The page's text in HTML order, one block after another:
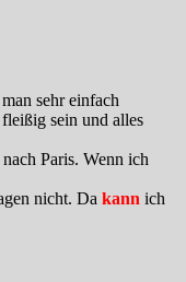
man sehr einfach
sein und alles
Paris. Wenn ich
nicht. Da kann ich